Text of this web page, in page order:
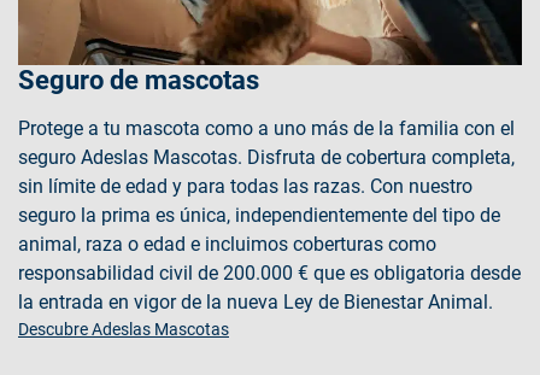
Seguro de mascotas
Protege a tu mascota como a uno más de la familia con el
seguro Adeslas Mascotas. Disfruta de cobertura completa,
sin límite de edad y para todas las razas. Con nuestro
seguro la prima es única, independientemente del tipo de
animal, raza o edad e incluimos coberturas como
responsabilidad civil de 200.000 € que es obligatoria desde
la entrada en vigor de la nueva Ley de Bienestar Animal.
Descubre Adeslas Mascotas